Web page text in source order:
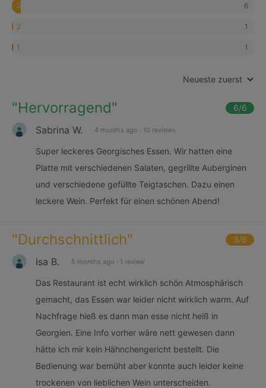
3 6
2 1
1 1
Neueste zuerst
"Hervorragend" 6/6
Sabrina W. 4 months ago · 10 reviews
Super leckeres Georgisches Essen. Wir hatten eine
Platte mit verschiedenen Salaten, gegrillte Auberginen
und verschiedene gefüllte Teigtaschen. Dazu einen
leckere Wein. Perfekt für einen schönen Abend!
"Durchschnittlich" 3/6
Isa B. 5 months ago · 1 review
Das Restaurant ist echt wirklich schön Atmosphärisch
gemacht, das Essen war leider nicht wirklich warm. Auf
Nachfrage hieß es dann man esse nicht heiß in
Georgien. Eine Info vorher wäre nett gewesen dann
hätte ich mir kein Hähnchengericht bestellt. Die
Bedienung war bemüht aber konnte auch leider keine
trockenen von lieblichen Wein unterscheiden.